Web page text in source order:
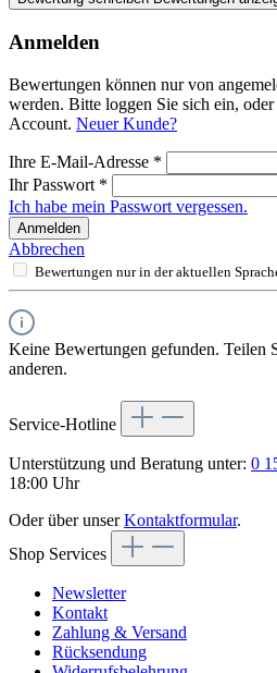
Anmelden
Bewertungen können nur von
werden. Bitte loggen Sie sich ein, oder
Account. Neuer Kunde?
Ihre E-Mail-Adresse *
Ihr Passwort *
Ich habe mein Passwort vergessen.
Anmelden
Abbrechen
Bewertungen nur in der aktuellen
Keine Bewertungen gefunden. Teilen
anderen.
Service-Hotline
Unterstützung und Beratung unter: 0
18:00 Uhr
Oder über unserKontaktformular.
Shop Services
Newsletter
Kontakt
Zahlung & Versand
Rücksendung